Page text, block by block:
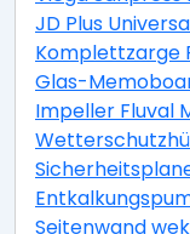
JD Plus
Komplettzarge
Glas-
Impeller Fluval
Seitenwand